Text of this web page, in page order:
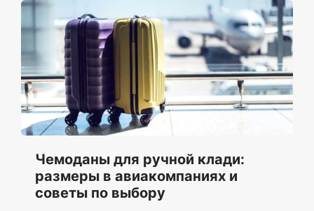
Чемоданы для ручной клади:
размеры в авиакомпаниях и
советы по выбору